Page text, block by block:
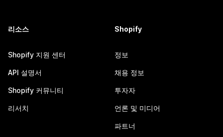
리소스
Shopify 지원 센터
API 설명서
Shopify 커뮤니티
리서치
Shopify
정보
채용 정보
투자자
언론 및 미디어
파트너